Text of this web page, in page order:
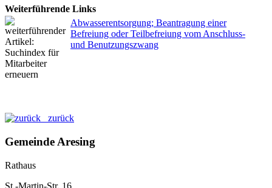
Weiterführende Links
Abwasserentsorgung; Beantragung einer
Befreiung oder Teilbefreiung vom Anschluss-
und Benutzungszwang
zurück
Gemeinde Aresing
Rathaus
St.-Martin-Str. 16